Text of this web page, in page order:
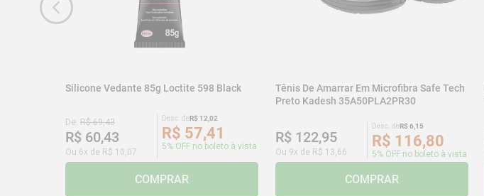
Silicone Vedante 85g Loctite 598 Black
De:R$ 69,43
R$ 60,43
Ou 6x de R$ 10 07
Desc. deR$ 12 02
R$ 57,41
5% OFF no boleto à vista
COMPRAR
Tênis De Amarrar Em Microfibra Safe Tech
Preto Kadesh 35A50PLA2PR30
R$ 122,95
Ou 9x de R$ 13 66
Desc. deR$ 6, 15
R$ 116,80
5% OFF no boleto à vista
COMPRAR